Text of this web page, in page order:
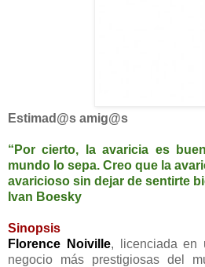
Estimad@s amig@s
“Por cierto, la avaricia es
mundo lo sepa. Creo que la
avaricioso sin dejar de sentirte
Ivan Boesky
Sinopsis
Florence Noiville, licenciada en
negocio más prestigiosas del